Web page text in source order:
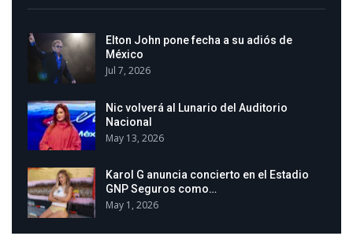
Elton John pone fecha a su adiós de
México
Jul 7, 2026
Nic volverá al Lunario del Auditorio
Nacional
May 13, 2026
Karol G anuncia concierto en el Estadio
GNP Seguros como…
May 1, 2026